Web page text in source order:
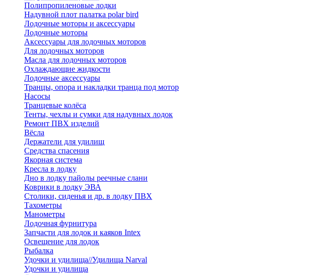
Полипропиленовые лодки
Надувной плот палатка polar bird
Лодочные моторы и аксессуары
Лодочные моторы
Аксессуары для лодочных моторов
Для лодочных моторов
Масла для лодочных моторов
Охлаждающие жидкости
Лодочные аксессуары
Транцы, опора и накладки транца под мотор
Насосы
Транцевые колёса
Тенты, чехлы и сумки для надувных лодок
Ремонт ПВХ изделий
Вёсла
Держатели для удилищ
Средства спасения
Якорная система
Кресла в лодку
Дно в лодку пайолы реечные слани
Коврики в лодку ЭВА
Столики, сиденья и др. в лодку ПВХ
Тахометры
Манометры
Лодочная фурнитура
Запчасти для лодок и каяков Intex
Освещение для лодок
Рыбалка
Удочки и удилища//Удилища Narval
Удочки и удилища